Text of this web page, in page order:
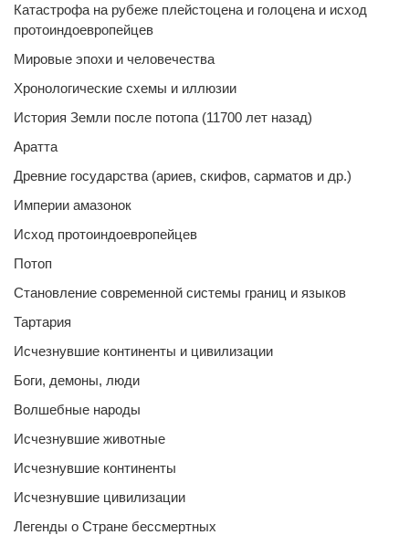
Катастрофа на рубеже плейстоцена и голоцена и исход
протоиндоевропейцев
Мировые эпохи и человечества
Хронологические схемы и иллюзии
История Земли после потопа (11700 лет назад)
Аратта
Древние государства (ариев, скифов, сарматов и др.)
Империи амазонок
Исход протоиндоевропейцев
Потоп
Становление современной системы границ и языков
Тартария
Исчезнувшие континенты и цивилизации
Боги, демоны, люди
Волшебные народы
Исчезнувшие животные
Исчезнувшие континенты
Исчезнувшие цивилизации
Легенды о Стране бессмертных